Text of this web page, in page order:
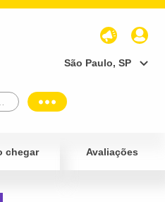
São Paulo, SP
chegar Avaliações